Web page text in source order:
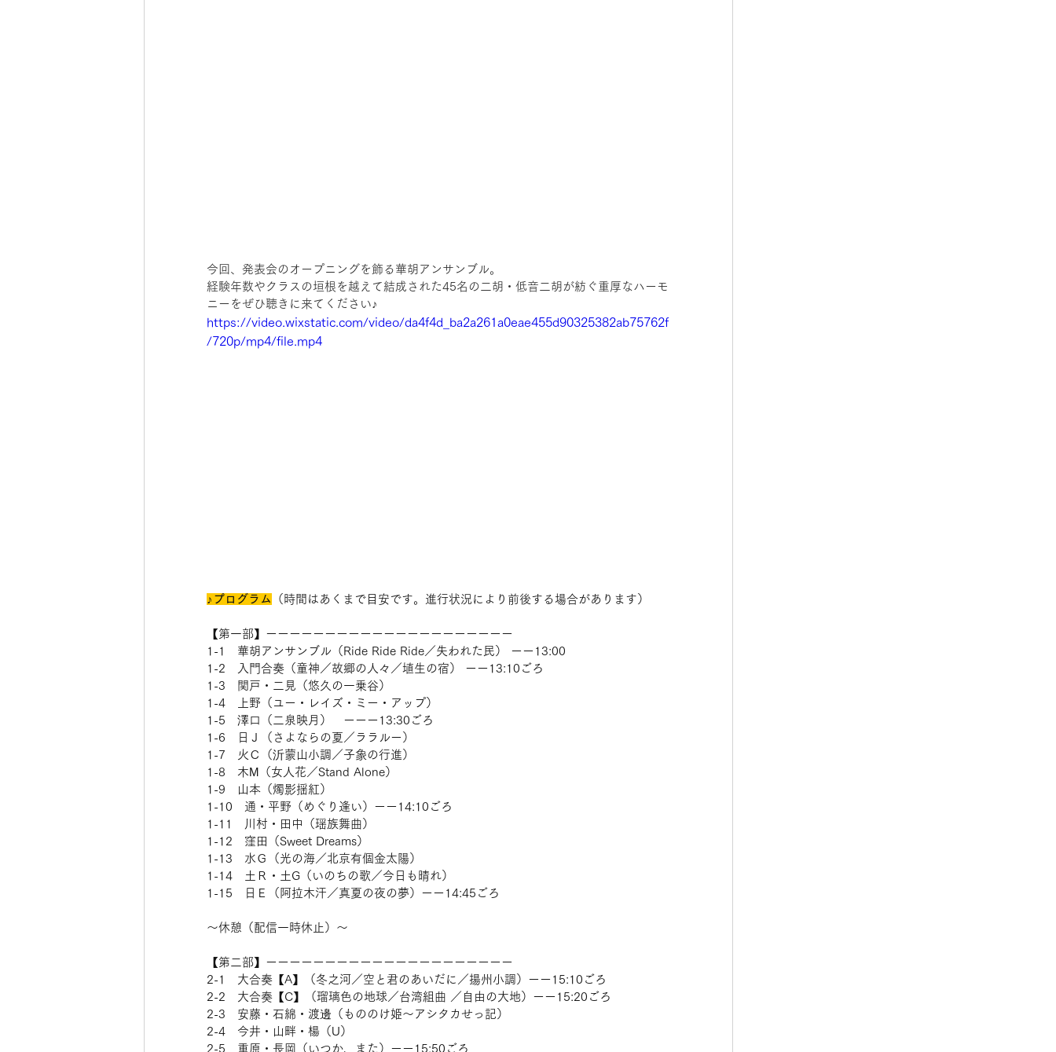
今回、発表会のオープニングを飾る華胡アンサンブル。
経験年数やクラスの垣根を越えて結成された45名の二胡・低音二胡が紡ぐ重厚なハーモ
ニーをぜひ聴きに来てください♪
https://video.wixstatic.com/video/da4f4d_ba2a261a0eae455d90325382ab75762f
/720p/mp4/file.mp4
♪プログラム （時間はあくまで目安です。進行状況により前後する場合があります）
【第一部】ーーーーーーーーーーーーーーーーーーーーー
1-1　華胡アンサンブル（Ride Ride Ride／失われた民） ーー13:00
1-2　入門合奏（童神／故郷の人々／埴生の宿） ーー13:10ごろ
1-3　関戸・二見（悠久の一乗谷）
1-4　上野（ユー・レイズ・ミー・アップ）
1-5　澤口（二泉映月）　ーーー13:30ごろ
1-6　日Ｊ（さよならの夏／ララルー）
1-7　火Ｃ（沂蒙山小調／子象の行進）
1-8　木М（女人花／Stand Alone）
1-9　山本（燭影揺紅）
1-10　通・平野（めぐり逢い）ーー14:10ごろ
1-11　川村・田中（瑶族舞曲）
1-12　窪田（Sweet Dreams）
1-13　水Ｇ（光の海／北京有個金太陽）
1-14　土Ｒ・土G（いのちの歌／今日も晴れ）
1-15　日Ｅ（阿拉木汗／真夏の夜の夢）ーー14:45ごろ
〜休憩（配信一時休止）〜
【第二部】ーーーーーーーーーーーーーーーーーーーーー
2-1　大合奏【A】（冬之河／空と君のあいだに／揚州小調）ーー15:10ごろ
2-2　大合奏【C】（瑠璃色の地球／台湾組曲 ／自由の大地）ーー15:20ごろ
2-3　安藤・石綿・渡邊（もののけ姫〜アシタカせっ記）
2-4　今井・山畔・楊（U）
2-5　重原・長岡（いつか、また）ーー15:50ごろ